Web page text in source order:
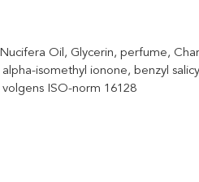
Oil, Glycerin, perfume,
isomethyl ionone, benzyl
ISO-norm 16128